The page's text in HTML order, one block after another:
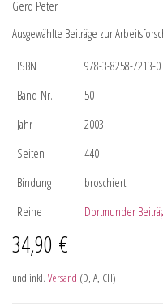
Gerd Peter
Ausgewählte Beiträge zur
ISBN
978-3-8258-7213-0
Band-Nr.
50
Jahr
2003
Seiten
440
Bindung
broschiert
Reihe
Dortmunder
34,90 €
und inkl. Versand (D, A, CH)